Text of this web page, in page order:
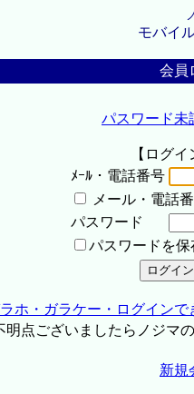
モバイ
会員
パスワード未
【ログイ
ﾒｰﾙ・電話番号
メール・電話
パスワード
パスワードを保
ホ・ガラケー・ログイン
点ございましたらノジマ
新規